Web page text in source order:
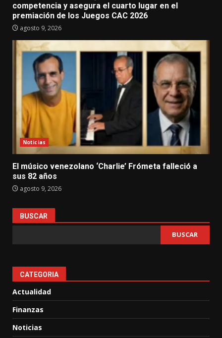
competencia y asegura el cuarto lugar en el
premiación de los Juegos CAC 2026
agosto 9, 2026
Noticias
El músico venezolano ‘Charlie’ Frómeta falleció a
sus 82 años
agosto 9, 2026
BUSCAR
BUSCAR
CATEGORIA
Actualidad
Finanzas
Noticias